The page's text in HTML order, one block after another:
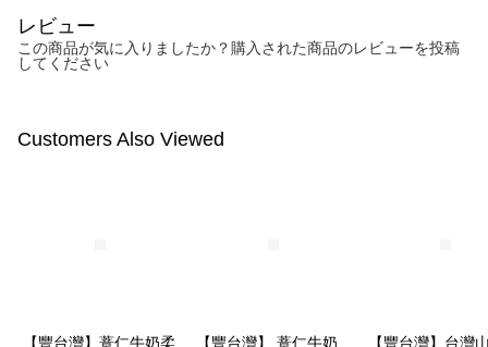
レビュー
この商品が気に入りましたか？購入された商品のレビューを投稿
してください
Customers Also Viewed
【豐台灣】薏仁牛奶柔 【豐台灣】 薏仁牛奶 【豐台灣】台灣